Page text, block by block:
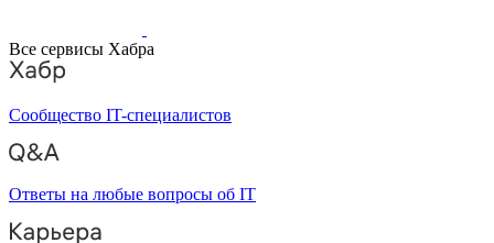
Все сервисы Хабра
Сообщество IT-специалистов
Ответы на любые вопросы об IT